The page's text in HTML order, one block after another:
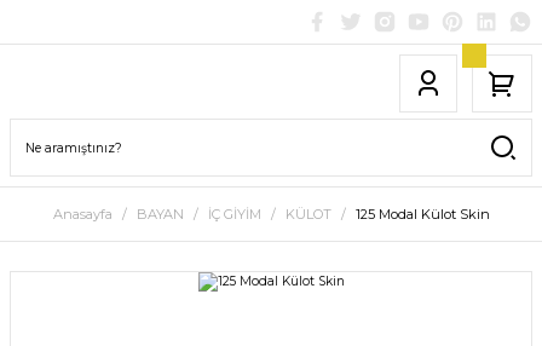
Anasayfa BAYAN İÇ GİYİM KÜLOT 125 Modal Külot Skin